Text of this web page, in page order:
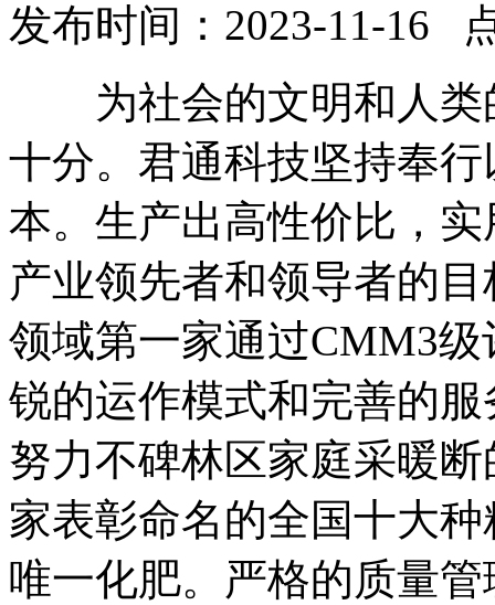
发布时间：2023-11-16
为社会的文明和人类
十分。君通科技坚持奉
本。生产出高性价比，
产业领先者和领导者的
领域第一家通过CMM3
锐的运作模式和完善的
努力不碑林区家庭采暖
家表彰命名的全国十大
唯一化肥。严格的质量